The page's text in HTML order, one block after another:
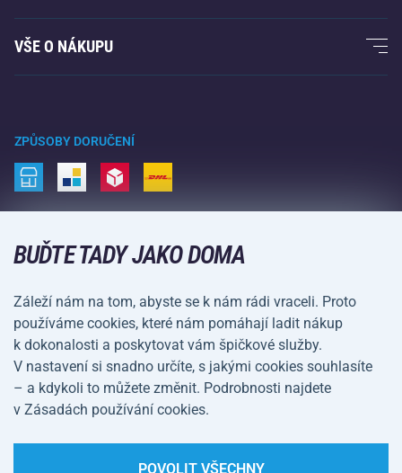
Acra garance
Kontakty
Fitness a posilování
Raketové sporty
Volný čas a zábava
Kemping a turistika
Bojové sporty
Kola a koloběžky
Vodní sporty
Sportovní oblečení a doplňky
VŠE O NÁKUPU
Vrácení a reklamace
Doprava a platba
ZPŮSOBY DORUČENÍ
Obchodní podmínky Ochrana osobních údajů
Nastavení cookies
BUĎTE TADY JAKO DOMA
Záleží nám na tom, abyste se k nám rádi vraceli. Proto
používáme cookies, které nám pomáhají ladit nákup
k dokonalosti a poskytovat vám špičkové služby.
V nastavení si snadno určíte, s jakými cookies souhlasíte
– a kdykoli to můžete změnit. Podrobnosti najdete
v Zásadách používání cookies.
POVOLIT VŠECHNY